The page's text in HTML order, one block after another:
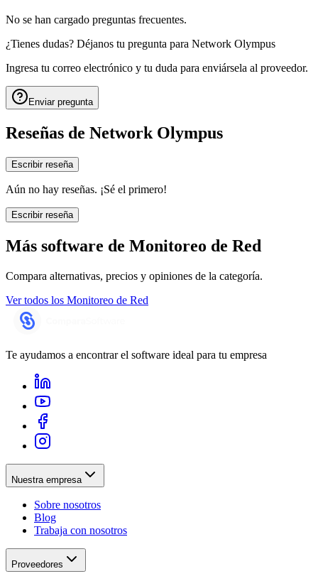
No se han cargado preguntas frecuentes.
¿Tienes dudas? Déjanos tu pregunta para Network Olympus
Ingresa tu correo electrónico y tu duda para enviársela al proveedor.
Enviar pregunta
Reseñas de Network Olympus
Escribir reseña
Aún no hay reseñas. ¡Sé el primero!
Escribir reseña
Más software de Monitoreo de Red
Compara alternativas, precios y opiniones de la categoría.
Ver todos los Monitoreo de Red
Te ayudamos a encontrar el software ideal para tu empresa
Nuestra empresa
Sobre nosotros
Blog
Trabaja con nosotros
Proveedores